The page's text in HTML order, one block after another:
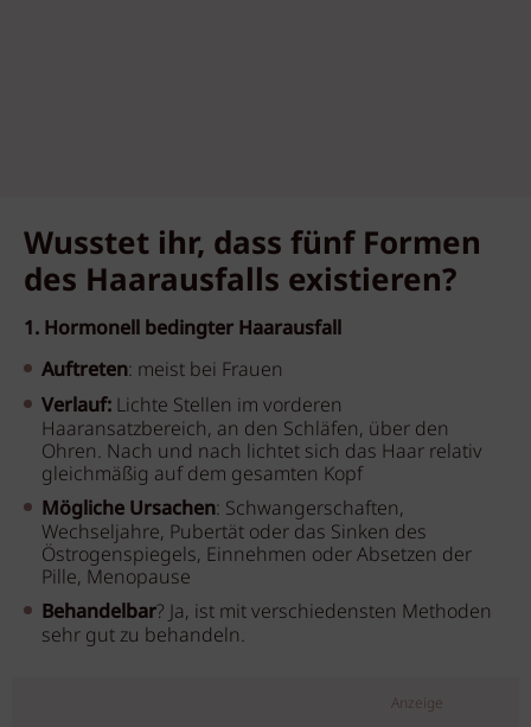
Wusstet ihr, dass fünf Formen
des Haarausfalls existieren?
1. Hormonell bedingter Haarausfall
Auftreten: meist bei Frauen
Verlauf: Lichte Stellen im vorderen
Haaransatzbereich, an den Schläfen, über den
Ohren. Nach und nach lichtet sich das Haar relativ
gleichmäßig auf dem gesamten Kopf
Mögliche Ursachen: Schwangerschaften,
Wechseljahre, Pubertät oder das Sinken des
Östrogenspiegels, Einnehmen oder Absetzen der
Pille, Menopause
Behandelbar? Ja, ist mit verschiedensten Methoden
sehr gut zu behandeln.
Anzeige